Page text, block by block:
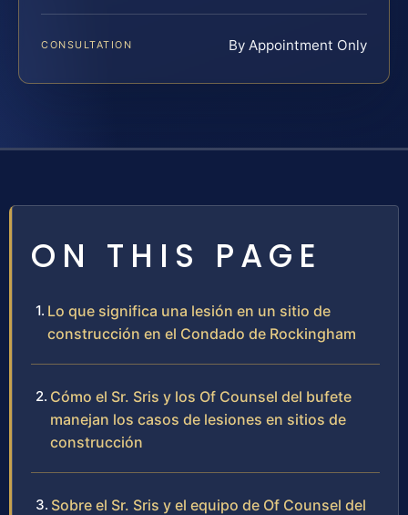
CONSULTATION By Appointment Only
ON THIS PAGE
Lo que significa una lesión en un sitio de
construcción en el Condado de Rockingham
Cómo el Sr. Sris y los Of Counsel del bufete
manejan los casos de lesiones en sitios de
construcción
Sobre el Sr. Sris y el equipo de Of Counsel del